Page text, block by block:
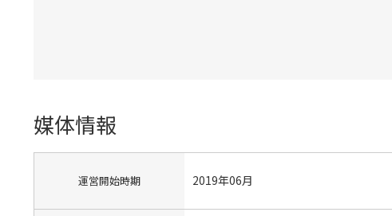
媒体情報
運営開始時期 2019年06月